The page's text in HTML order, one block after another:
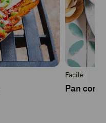
Facile
Pan con